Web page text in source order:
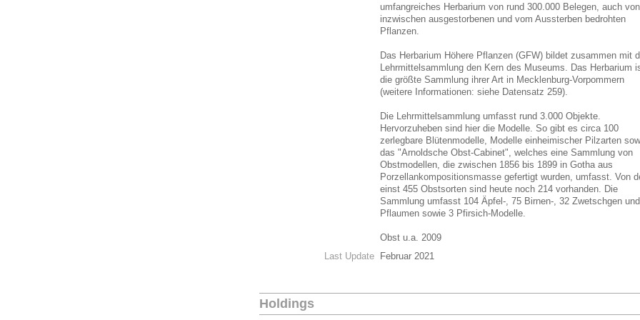
umfangreiches Herbarium von rund 300.000 Belegen, auch von
inzwischen ausgestorbenen und vom Aussterben bedrohten
Pflanzen.
Das Herbarium Höhere Pflanzen (GFW) bildet zusammen mit
Lehrmittelsammlung den Kern des Museums. Das Herbarium
die größte Sammlung ihrer Art in Mecklenburg-Vorpommern
(weitere Informationen: siehe Datensatz 259).
Die Lehrmittelsammlung umfasst rund 3.000 Objekte.
Hervorzuheben sind hier die Modelle. So gibt es circa 100
zerlegbare Blütenmodelle, Modelle einheimischer Pilzarten
das "Arnoldsche Obst-Cabinet", welches eine Sammlung von
Obstmodellen, die zwischen 1856 bis 1899 in Gotha aus
Porzellankompositionsmasse gefertigt wurden, umfasst. Von
einst 455 Obstsorten sind heute noch 214 vorhanden. Die
Sammlung umfasst 104 Äpfel-, 75 Birnen-, 32 Zwetschgen und
Pflaumen sowie 3 Pfirsich-Modelle.
Obst u.a. 2009
Last Update
Februar 2021
Holdings